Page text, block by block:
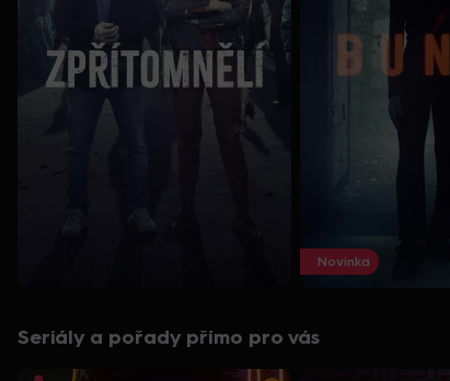
Novinka
Seriály a pořady přímo pro vás